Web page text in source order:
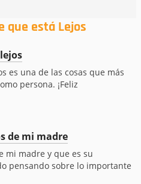
que está Lejos
es una de las cosas que más
persona. ¡Feliz
de mi madre
mi madre y que es su
pensando sobre lo importante